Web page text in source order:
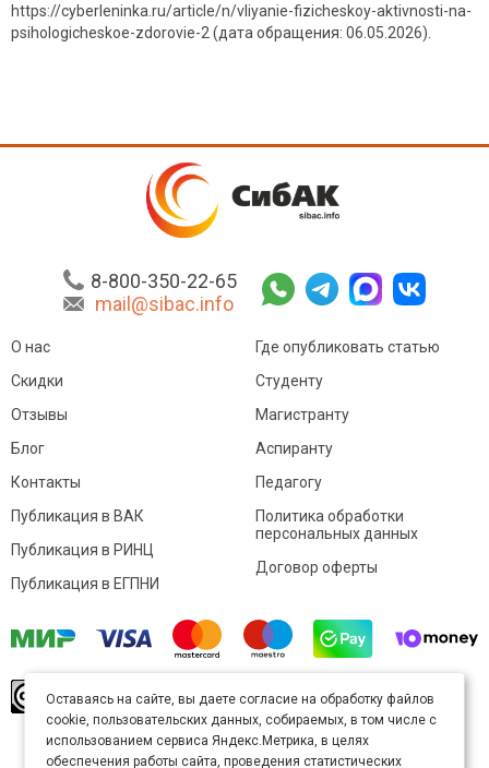
https://cyberleninka.ru/article/n/vliyanie-fizicheskoy-aktivnosti-na-
psihologicheskoe-zdorovie-2 (дата обращения: 06.05.2026).
8-800-350-22-65
mail@sibac.info
О нас
Скидки
Отзывы
Блог
Контакты
Где опубликовать статью
Студенту
Магистранту
Аспиранту
Педагогу
Публикация в ВАК
Публикация в РИНЦ
Публикация в ЕГПНИ
Политика обработки
персональных данных
Договор оферты
произведение доступно полицензии Creative
Commons «Attribution» («Атрибуция») 4.0
Непортированная.
Карта сайта
Оставаясь на сайте, вы даете согласие на обработку файлов
cookie, пользовательских данных, собираемых, в том числе с
использованием сервиса Яндекс.Метрика, в целях
обеспечения работы сайта, проведения статистических